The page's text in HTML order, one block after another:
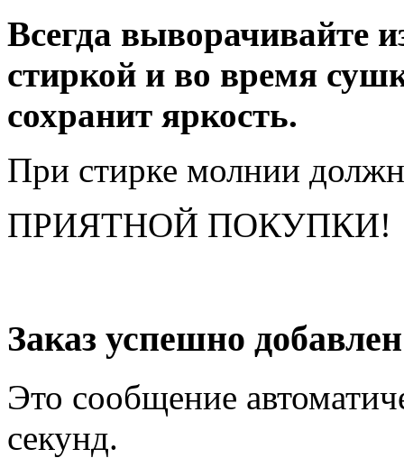
Всегда выворачивайте
стиркой и во время
сохранит яркость.
При стирке молнии
ПРИЯТНОЙ ПОКУПКИ!
Заказ успешно
Это сообщение
секунд.